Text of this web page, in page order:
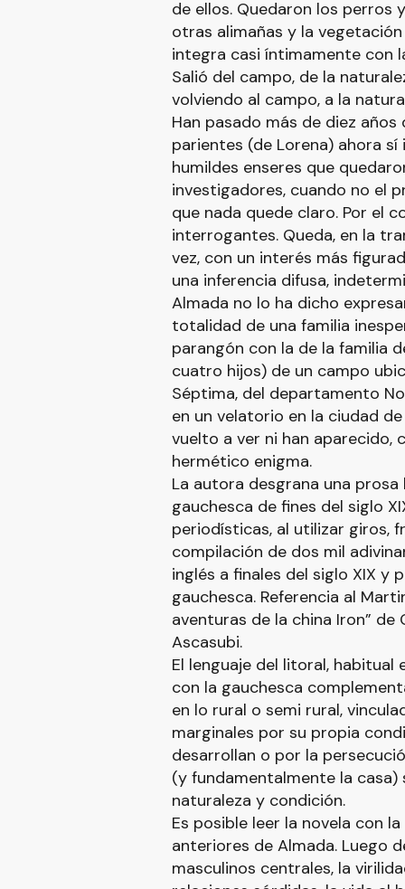
de ellos. Quedaron los perros
otras alimañas y la
integra casi íntimamente con
Salió del campo, de la
volviendo al campo, a la
Han pasado más de diez
parientes (de Lorena) ahora
humildes enseres que
investigadores, cuando no el
que nada quede claro. Por el
interrogantes. Queda, en la
vez, con un interés más
una inferencia difusa,
Almada no lo ha dicho
totalidad de una familia
parangón con la de la familia
cuatro hijos) de un campo
Séptima, del departamento
en un velatorio en la ciudad
vuelto a ver ni han aparecido,
hermético enigma.
La autora desgrana una prosa
gauchesca de fines del siglo
periodísticas, al utilizar giros,
compilación de dos mil
inglés a finales del siglo XIX y
gauchesca. Referencia al
aventuras de la china Iron”
Ascasubi.
El lenguaje del litoral, habitual
con la gauchesca
en lo rural o semi rural,
marginales por su propia
desarrollan o por la
(y fundamentalmente la casa)
naturaleza y condición.
Es posible leer la novela con
anteriores de Almada. Luego
masculinos centrales, la